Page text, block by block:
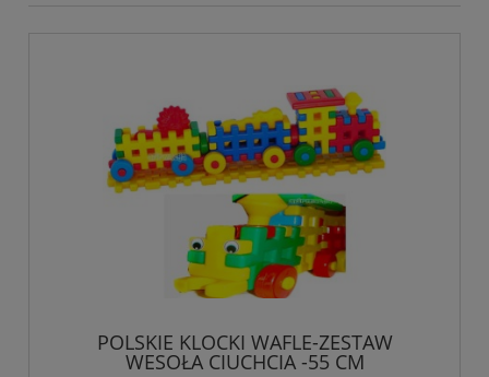
POLSKIE KLOCKI WAFLE-ZESTAW
WESOŁA CIUCHCIA -55 CM